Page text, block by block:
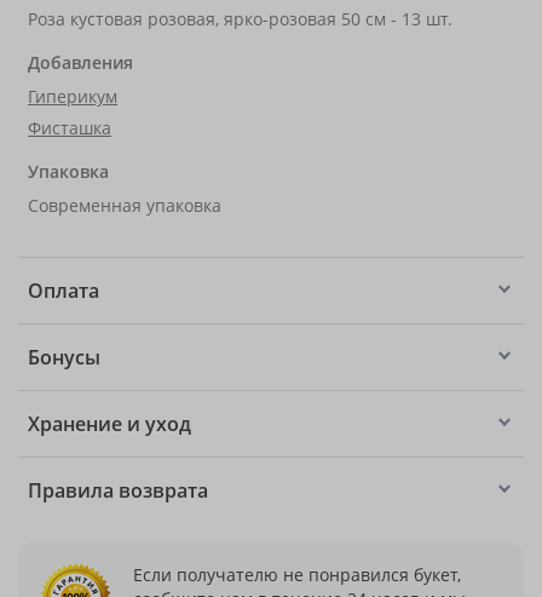
Роза кустовая розовая, ярко-розовая 50 см - 13 шт.
Добавления
Гиперикум
Фисташка
Упаковка
Современная упаковка
Оплата
Бонусы
Хранение и уход
Правила возврата
Если получателю не понравился букет,